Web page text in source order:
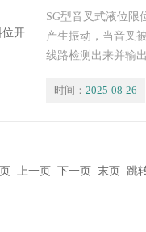
SG型音叉式液位限
产生振动，当音叉
线路检测出来并输
不能使用浮球液位
时间： 2025-08-26
上一页 下一页 末页 跳